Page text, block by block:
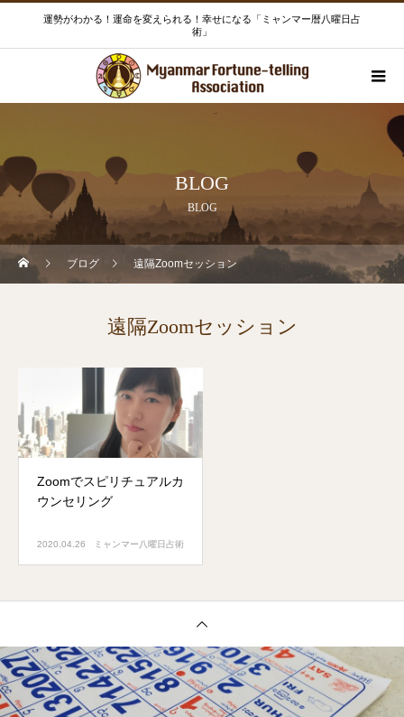
運勢がわかる！運命を変えられる！幸せになる「ミャンマー暦八曜日占
術」
BLOG
BLOG
ブログ 遠隔Zoomセッション
遠隔Zoomセッション
Zoomでスピリチュアルカ
ウンセリング
2020.04.26 ミャンマー八曜日占術